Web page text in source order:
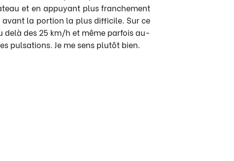
et en appuyant plus franchement
avant la portion la plus difficile. Sur ce
delà des 25 km/h et même parfois au-
pulsations. Je me sens plutôt bien.